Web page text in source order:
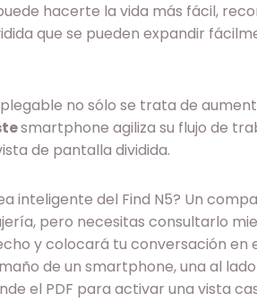
hacerte la vida más fácil,
que se pueden expandir
no sólo se trata de
smartphone agiliza su flujo de
de pantalla dividida.
inteligente del Find N5? Un
pero necesitas consultarlo
y colocará tu conversación en
de un smartphone, una al
el PDF para activar una vista